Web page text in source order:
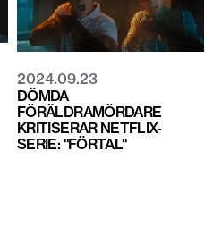
2024.09.23
DÖMDA
FÖRÄLDRAMÖRDARE
KRITISERAR NETFLIX-
SERIE: "FÖRTAL"